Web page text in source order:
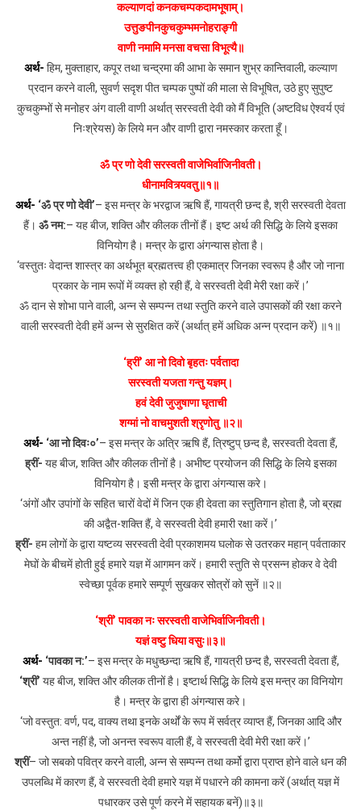
कल्याणदां कनकचम्पकदामभूषाम्।
उत्तुङपीनकुचकुम्भमनोहराङ्गी
वाणी नमामि मनसा वचसा विभूत्यै॥
अर्थ- हिम, मुक्ताहार, कपूर तथा चन्द्रमा की आभा के समान शुभ्र कान्तिवाली, कल्याण
प्रदान करने वाली, सुवर्ण सदृश पीत चम्पक पुष्पों की माला से विभूषित, उठे हुए सुपुष्ट
कुचकुम्भों से मनोहर अंग वाली वाणी अर्थात् सरस्वती देवी को मैं विभूति (अष्टविध ऐश्वर्य एवं
निःश्रेयस) के लिये मन और वाणी द्वारा नमस्कार करता हूँ।
ॐ प्र णो देवी सरस्वती वाजेभिर्वाजिनीवती।
धीनामवित्र्यवतु॥१॥
अर्थ- ‘ॐ प्र णो देवी’– इस मन्त्र के भरद्वाज ऋषि हैं, गायत्री छन्द है, श्री सरस्वती देवता
हैं। ॐ नम:– यह बीज, शक्ति और कीलक तीनों हैं। इष्ट अर्थ की सिद्धि के लिये इसका
विनियोग है। मन्त्र के द्वारा अंगन्यास होता है।
‘वस्तुतः वेदान्त शास्त्र का अर्थभूत ब्रह्मतत्त्व ही एकमात्र जिनका स्वरूप है और जो नाना
प्रकार के नाम रूपों में व्यक्त हो रही हैं, वे सरस्वती देवी मेरी रक्षा करें।’
ॐ दान से शोभा पाने वाली, अन्न से सम्पन्न तथा स्तुति करने वाले उपासकों की रक्षा करने
वाली सरस्वती देवी हमें अन्न से सुरक्षित करें (अर्थात् हमें अधिक अन्न प्रदान करें) ॥१॥
‘ह्रीं’ आ नो दिवो बृहतः पर्वतादा
सरस्वती यजता गन्तु यज्ञम्।
हवं देवी जुजुषाणा घृताची
शग्मां नो वाचमुशती श्रृणोतु ॥२॥
अर्थ- ‘आ नो दिवः०’– इस मन्त्र के अत्रि ऋषि हैं, त्रिष्टुप् छन्द है, सरस्वती देवता हैं,
ह्रीं- यह बीज, शक्ति और कीलक तीनों है। अभीष्ट प्रयोजन की सिद्धि के लिये इसका
विनियोग है। इसी मन्त्र के द्वारा अंगन्यास करे।
‘अंगों और उपांगों के सहित चारों वेदों में जिन एक ही देवता का स्तुतिगान होता है, जो ब्रह्म
की अद्वैत-शक्ति हैं, वे सरस्वती देवी हमारी रक्षा करें।’
ह्रीं- हम लोगों के द्वारा यष्टव्य सरस्वती देवी प्रकाशमय घलोक से उतरकर महान् पर्वताकार
मेघों के बीचमें होती हुई हमारे यज्ञ में आगमन करें। हमारी स्तुति से प्रसन्न होकर वे देवी
स्वेच्छा पूर्वक हमारे सम्पूर्ण सुखकर सोत्रों को सुनें ॥२॥
‘श्रीं’ पावका नः सरस्वती वाजेभिर्वाजिनीवती।
यज्ञं वष्टु धिया वसुः॥३॥
अर्थ- ‘पावका न:’– इस मन्त्र के मधुच्छन्दा ऋषि हैं, गायत्री छन्द है, सरस्वती देवता हैं,
‘श्रीं’ यह बीज, शक्ति और कीलक तीनों है। इष्टार्थ सिद्धि के लिये इस मन्त्र का विनियोग
है। मन्त्र के द्वारा ही अंगन्यास करे।
‘जो वस्तुत: वर्ण, पद, वाक्य तथा इनके अर्थों के रूप में सर्वत्र व्याप्त हैं, जिनका आदि और
अन्त नहीं है, जो अनन्त स्वरूप वाली हैं, वे सरस्वती देवी मेरी रक्षा करें।’
श्रीं– जो सबको पवित्र करने वाली, अन्न से सम्पन्न तथा कर्मो द्वारा प्राप्त होने वाले धन की
उपलब्धि में कारण हैं, वे सरस्वती देवी हमारे यज्ञ में पधारने की कामना करें (अर्थात् यज्ञ में
पधारकर उसे पूर्ण करने में सहायक बनें)॥३॥